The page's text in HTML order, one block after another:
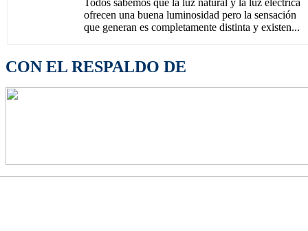
Todos sabemos que la luz natural y la luz eléctrica
ofrecen una buena luminosidad pero la sensación
que generan es completamente distinta y existen...
CON EL RESPALDO DE